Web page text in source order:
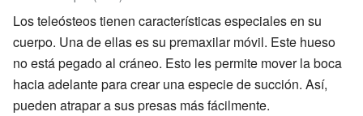
Los teleósteos tienen características especiales en su
cuerpo. Una de ellas es su premaxilar móvil. Este hueso
no está pegado al cráneo. Esto les permite mover la boca
hacia adelante para crear una especie de succión. Así,
pueden atrapar a sus presas más fácilmente.